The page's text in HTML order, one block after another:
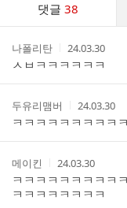
댓글38
스
작
성
자
나폴리탄
작
성
시
간
24.03.30
ㅅㅂㅋㅋㅋㅋㅋㅋ
작
성
자
두유리맴버
작
성
시
간
24.03.30
ㅋㅋㅋㅋㅋㅋㅋㅋㅋ
작
성
자
메이킨
작
성
간
24.03.30
ㅋㅋㅋㅋㅋㅋㅋㅋㅋ
ㅋㅋㅋㅋㅋㅋㅋㅋ